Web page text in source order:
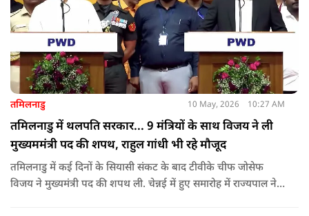
तमिलनाडु 10 May, 2026 10:27 AM
तमिलनाडु में थलपति सरकार... 9 मंत्रियों के साथ विजय ने ली
मुख्यममंत्री पद की शपथ, राहुल गांधी भी रहे मौजूद
तमिलनाडु में कई दिनों के सियासी संकट के बाद टीवीके चीफ जोसेफ
विजय ने मुख्यमंत्री पद की शपथ ली. चेन्नई में हुए समारोह में राज्यपाल ने